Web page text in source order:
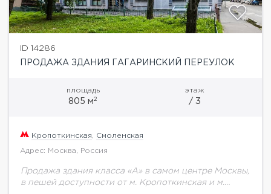
ID 14286
ПРОДАЖА ЗДАНИЯ ГАГАРИНСКИЙ ПЕРЕУЛОК
площадь
805 м2
этаж
/ 3
Кропоткинская Смоленская
Адрес: Москва, Россия
Продажа здания класса «А» в самом центре Москвы,
в пешей доступности от м. Кропоткинская и м.